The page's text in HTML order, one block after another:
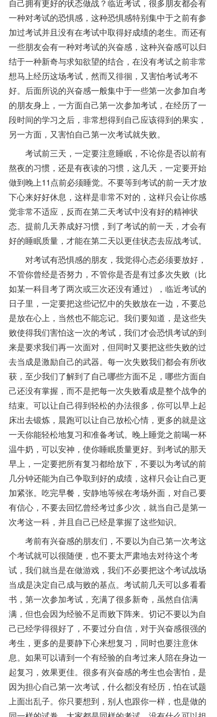
自己拥有更好的状态做战？临近考试，很多朋友都会有
一种对考试的恐惧感，这种恐惧感特别集中于之前有参
加过考试并且没有在考试中取得好成绩的老生。而还有
一些朋友会有一种对考试的兴奋感，这种兴奋感可以归
结于一种新奇与求知欲望的结合，在没有考试之前非常
想马上经历这场考试，然而又徘徊，又害怕考试考不
好。后面所说的兴奋感一般集中于一些第一次参加自考
的朋友身上，一方面自己第一次参加考试，在经历了一
段时间的学习之后，非常想得到自己应该得到的果实，
另一方面，又害怕自己第一次考试就失败。
考试前三天，一定要注意睡眠，不论你是否以前有
熬夜的习惯，还是有夜读的习惯，这几天，一定要开始
做到晚上11点前必须睡觉。不要等到考试的前一天才放
下心来好好休息，这样是非常不对的，这样只会让你感
觉非常不适应，反而在第二天考试中没有好的精神状
态。提前几天养成好习惯，到了考试的前一天，才会有
好的睡眠质量，才能在第二天以更佳状态去应战考试。
对考试有恐惧感的朋友，我觉得心态必须要放好，
不管你曾经是否努力，不管你是否是有过多次失败（比
如某一科目考了两次或三次还没有通过），临近考试的
日子里，一定要把这些记忆中的失败放在一边，不要总
是放在心上，当然也不能忘记。我们要知道，是这些失
败使得我们害怕这一次的考试，我们才会恐惧考试的到
来是要求我们再一次面对，但同时又要把这些失败的过
去当成是激励自己的武器。每一次失败我们都会有所收
获，至少我们了解到了自己哪些方面不足，哪些方面自
己还没有掌握，而不是把每一次失败看成是整个战争的
结束。可以让自己得到轻松的办法很多，你可以早上起
床出去锻炼，晨跑可以让自己放松心情，更多的就是这
一天你能轻松地复习和准备考试。晚上睡觉之前喝一杯
温牛奶，可以安神，使你睡眠质量更好。到考试的那天
早上，一定要把所有复习都给放下，不要以为考试的前
几分钟还能为自己争取到好的成绩，这样只会让自己更
加紧张。吃完早餐，安静地等候在考场外面，对自己要
有信心，不要去回忆曾经考过多少次，就当自己是第一
次考这一科，并且自己已经是掌握了这些知识。
考前有兴奋感的朋友们，不要以为自己第一次考这
个考试就可以很随便，也不要太严肃地去对待这个考
试，我们就当是在做游戏，我们不必要把这个考试战场
当成是决定自己成与败的基点。考试前几天可以多看看
书，第一次参加考试，充满了很多新奇，虽然自信满
满，但也会因为经验不足而败下阵来。切记不要以为自
己已经学得很好了，不要过分自信，对于兴奋感很强的
考生，更多的是要静下心来想复习，同时也要注意休
息。如果可以请到一个有经验的自考过来人陪在身边一
起复习，效果更佳。很多有兴奋感的考生也会害怕，是
因为担心自己第一次考试，什么都没有经历，怕在试题
上面出乱子。你只要想到，别人也跟你一样，也是做的